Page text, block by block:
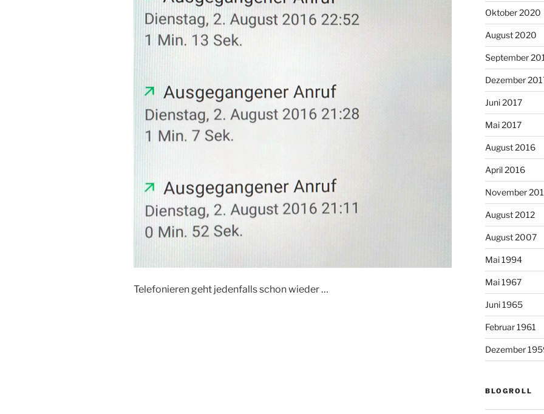
Telefonieren geht jedenfalls schon wieder …
Oktober 2020
August 2020
September
Dezember
Juni 2017
Mai 2017
August 2016
April 2016
November
August 2012
August 2007
Mai 1994
Mai 1967
Juni 1965
Februar 1961
Dezember
BLOGROLL